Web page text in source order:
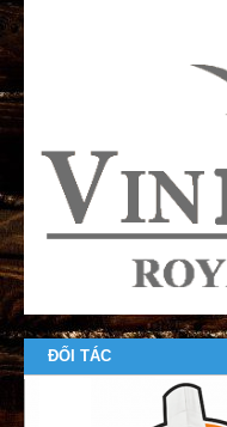
ĐỐI TÁC